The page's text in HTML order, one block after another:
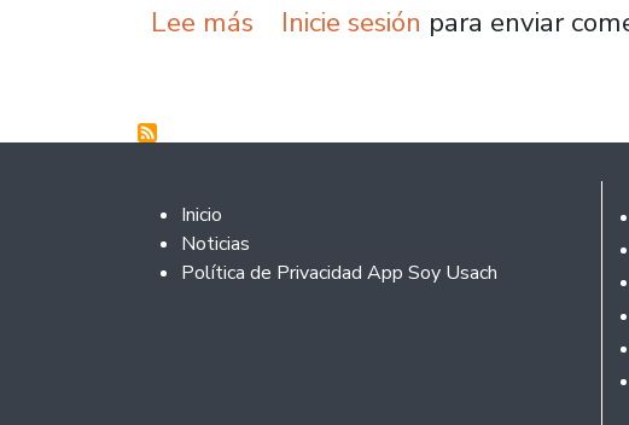
Lee más sobre Orquesta llegará por
Inicie sesión para enviar
Footer 2
Inicio
Noticias
Política de Privacidad App Soy Usach